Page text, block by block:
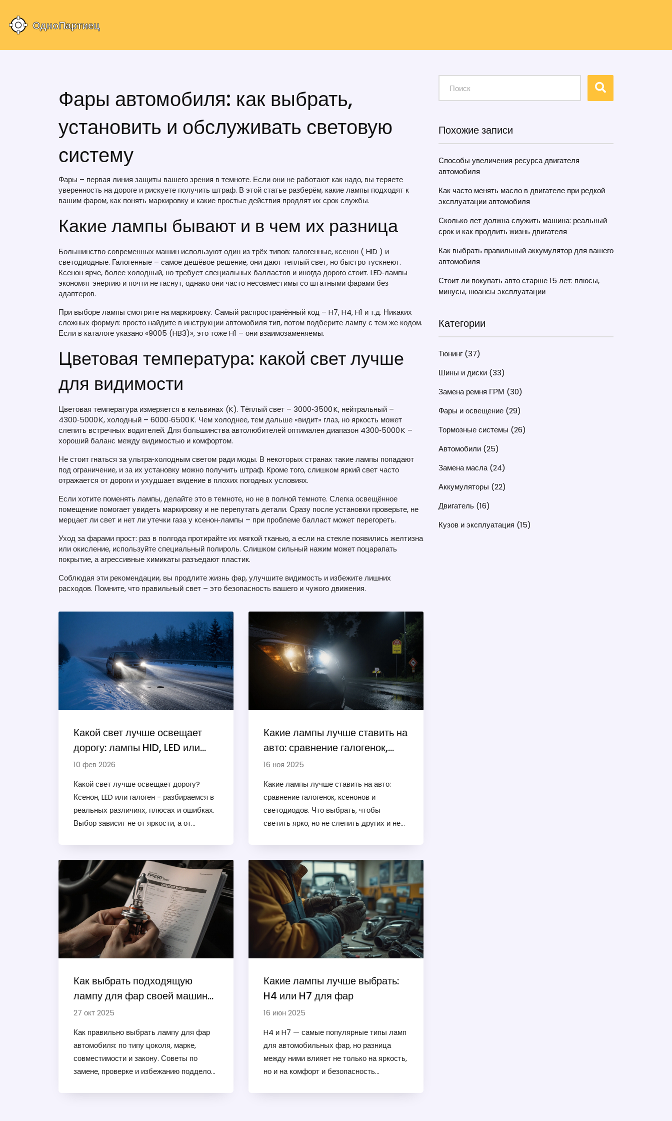
Фары автомобиля: как выбрать,
установить и обслуживать световую
систему
Фары – первая линия защиты вашего зрения в темноте. Если они не работают как надо, вы теряете
уверенность на дороге и рискуете получить штраф. В этой статье разберём, какие лампы подходят к
вашим фаром, как понять маркировку и какие простые действия продлят их срок службы.
Какие лампы бывают и в чем их разница
Большинство современных машин используют один из трёх типов: галогенные, ксенон ( HID ) и
светодиодные. Галогенные – самое дешёвое решение, они дают теплый свет, но быстро тускнеют.
Ксенон ярче, более холодный, но требует специальных балластов и иногда дорого стоит. LED‑лампы
экономят энергию и почти не гаснут, однако они часто несовместимы со штатными фарами без
адаптеров.
При выборе лампы смотрите на маркировку. Самый распространённый код – H7, H4, H1 и т.д. Никаких
сложных формул: просто найдите в инструкции автомобиля тип, потом подберите лампу с тем же кодом.
Если в каталоге указано «9005 (HB3)», это тоже H1 – они взаимозаменяемы.
Цветовая температура: какой свет лучше
для видимости
Цветовая температура измеряется в кельвинах (K). Тёплый свет – 3000‑3500 K, нейтральный –
4300‑5000 K, холодный – 6000‑6500 K. Чем холоднее, тем дальше «видит» глаз, но яркость может
слепить встречных водителей. Для большинства автолюбителей оптимален диапазон 4300‑5000 K –
хороший баланс между видимостью и комфортом.
Не стоит гнаться за ультра‑холодным светом ради моды. В некоторых странах такие лампы попадают
под ограничение, и за их установку можно получить штраф. Кроме того, слишком яркий свет часто
отражается от дороги и ухудшает видение в плохих погодных условиях.
Если хотите поменять лампы, делайте это в темноте, но не в полной темноте. Слегка освещённое
помещение помогает увидеть маркировку и не перепутать детали. Сразу после установки проверьте, не
мерцает ли свет и нет ли утечки газа у ксенон‑лампы – при проблеме балласт может перегореть.
Уход за фарами прост: раз в полгода протирайте их мягкой тканью, а если на стекле появились желтизна
или окисление, используйте специальный полироль. Слишком сильный нажим может поцарапать
покрытие, а агрессивные химикаты разъедают пластик.
Соблюдая эти рекомендации, вы продлите жизнь фар, улучшите видимость и избежите лишних
расходов. Помните, что правильный свет – это безопасность вашего и чужого движения.
Какой свет лучше освещает
дорогу: лампы HID, LED или
ксенон - сравнение и выбор
10 фев 2026
Какой свет лучше освещает дорогу?
Ксенон, LED или галоген - разбираемся в
реальных различиях, плюсах и ошибках.
Выбор зависит не от яркости, а от
Какие лампы лучше ставить на
авто: сравнение галогенок,
ксенонов и светодиодов
16 ноя 2025
Какие лампы лучше ставить на авто:
сравнение галогенок, ксенонов и
светодиодов. Что выбрать, чтобы
светить ярко, но не слепить других и не
Как выбрать подходящую
лампу для фар своей машины:
пошаговая инструкция
27 окт 2025
Как правильно выбрать лампу для фар
автомобиля: по типу цоколя, марке,
совместимости и закону. Советы по
замене, проверке и избежанию подделок.
Какие лампы лучше выбрать:
H4 или H7 для фар
16 июн 2025
H4 и H7 — самые популярные типы ламп
для автомобильных фар, но разница
между ними влияет не только на яркость,
но и на комфорт и безопасность
Похожие записи
Способы увеличения ресурса двигателя
автомобиля
Как часто менять масло в двигателе при редкой
эксплуатации автомобиля
Сколько лет должна служить машина: реальный
срок и как продлить жизнь двигателя
Как выбрать правильный аккумулятор для вашего
автомобиля
Стоит ли покупать авто старше 15 лет: плюсы,
минусы, нюансы эксплуатации
Категории
Тюнинг (37)
Шины и диски (33)
Замена ремня ГРМ (30)
Фары и освещение (29)
Тормозные системы (26)
Автомобили (25)
Замена масла(24)
Аккумуляторы (22)
Двигатель (16)
Кузов и эксплуатация (15)